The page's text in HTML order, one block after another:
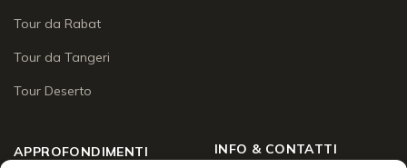
Tour da Rabat
Tour da Tangeri
Tour Deserto
APPROFONDIMENTI INFO & CONTATTI